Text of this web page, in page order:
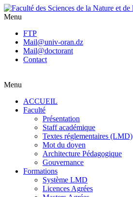
Menu
FTP
Mail@univ-oran.dz
Mail@doctorant
Contact
Menu
ACCUEIL
Faculté
Présentation
Staff académique
Textes réglementaires (LMD)
Mot du doyen
Architecture Pédagogique
Gouvernance
Formations
Système LMD
Licences Agrées